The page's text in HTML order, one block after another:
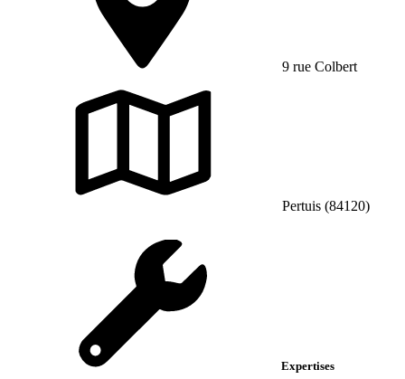
9 rue Colbert
Pertuis (84120)
Expertises